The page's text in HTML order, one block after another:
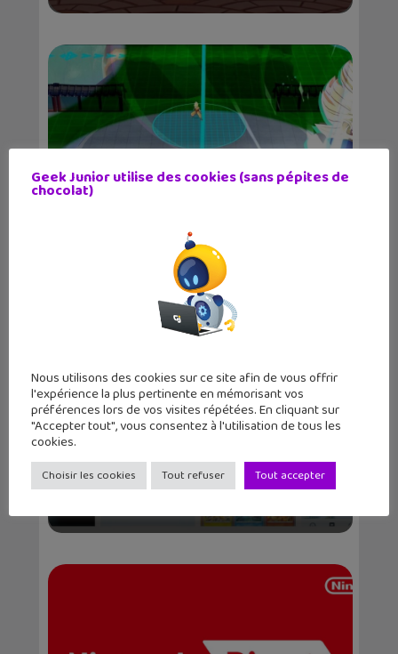
Z-A débarque sur l...
Le jeu de cartes à collection
Geek Junior utilise des cookies (sans pépites de
chocolat)
Nous utilisons des cookies sur ce site afin de vous offrir
l'expérience la plus pertinente en mémorisant vos
préférences lors de vos visites répétées. En cliquant sur
"Accepter tout", vous consentez à l'utilisation de tous les
cookies.
Choisir les cookies Tout refuser Tout accepter